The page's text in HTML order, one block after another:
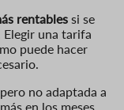
rentables si se
una tarifa
puede hacer
no adaptada a
en los meses